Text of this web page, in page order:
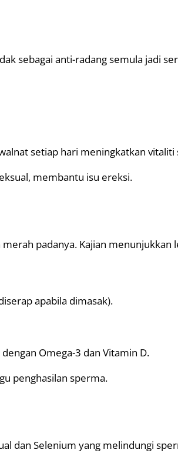
sebagai anti-radang semula jadi
setiap hari meningkatkan vitaliti
membantu isu ereksi.
padanya. Kajian menunjukkan
apabila dimasak).
Omega-3 dan Vitamin D.
penghasilan sperma.
dan Selenium yang melindungi